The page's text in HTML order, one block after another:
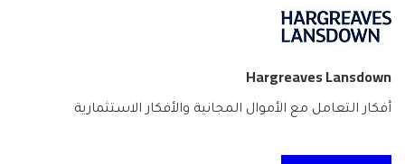
Hargreaves Lansdown
أفكار التعامل مع الأموال المجانية والأفكار الاستثمارية